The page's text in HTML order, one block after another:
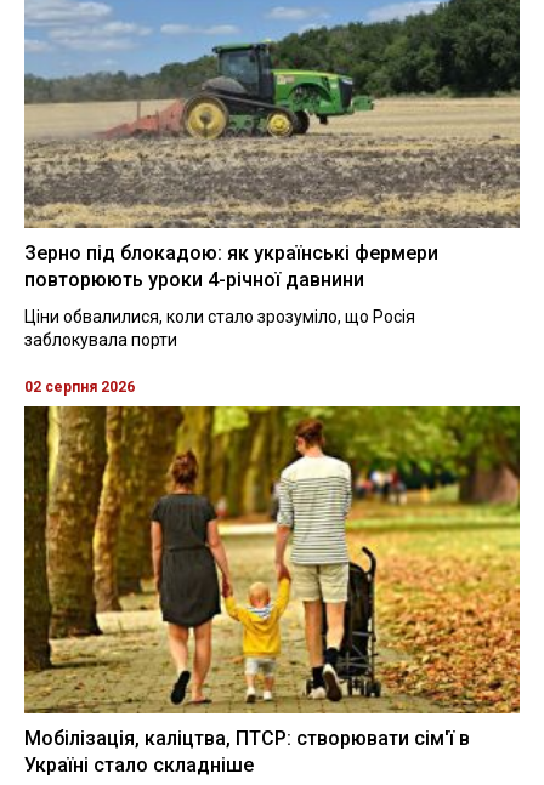
Зерно під блокадою: як українські фермери
повторюють уроки 4-річної давнини
Ціни обвалилися, коли стало зрозуміло, що Росія
заблокувала порти
02 серпня 2026
Мобілізація, каліцтва, ПТСР: створювати сім'ї в
Україні стало складніше